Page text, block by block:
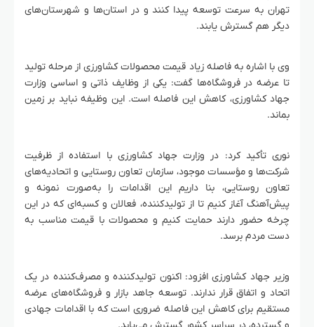
تهران به سرعت توسعه پیدا کنند و در استان‌ها و شهرستان‌های
دیگر هم گسترش یابند.
وی با اشاره به فاصله زیاد قیمت محصولات کشاورزی از مرحله تولید
تا عرضه در فروشگاه‌ها گفت: یکی از وظایف ذاتی و اساسی وزارت
جهاد کشاورزی، کاهش این فاصله است. این وظیفه نباید بر زمین
بماند.
نوری تأکید کرد: در وزارت جهاد کشاورزی با استفاده از ظرفیت
شرکت‌ها و مؤسسات موجود، سازمان تعاون روستایی و اتحادیه‌های
تعاون روستایی، بنا داریم این اقدامات را به‌صورت نمونه و
پیش‌آهنگ آغاز کنیم تا از تولیدکننده، فعالان و کسبه‌ای که در این
چرخه حضور دارند حمایت کنیم و محصولات با قیمت مناسب به
دست مردم برسد.
وزیر جهاد کشاورزی افزود: اکنون تولیدکننده و مصرف‌کننده در یک
اتحاد و اتفاق قرار ندارند. توسعه جاهد بازار و فروشگاه‌های عرضه
مستقیم برای کاهش این فاصله ضروری است که با اقدامات جهادی